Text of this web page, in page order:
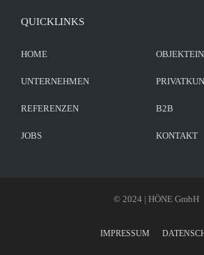
QUICKLINKS
HOME
UNTERNEHMEN
REFERENZEN B2B
JOBS KONTAKT
© 2024 | HÖNE GmbH
IMPRESSUM